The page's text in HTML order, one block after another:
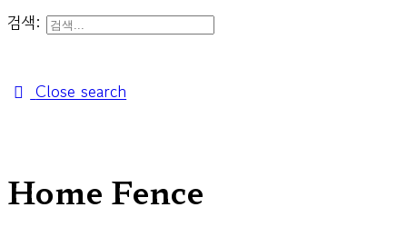
검색:
Close search
Home Fence